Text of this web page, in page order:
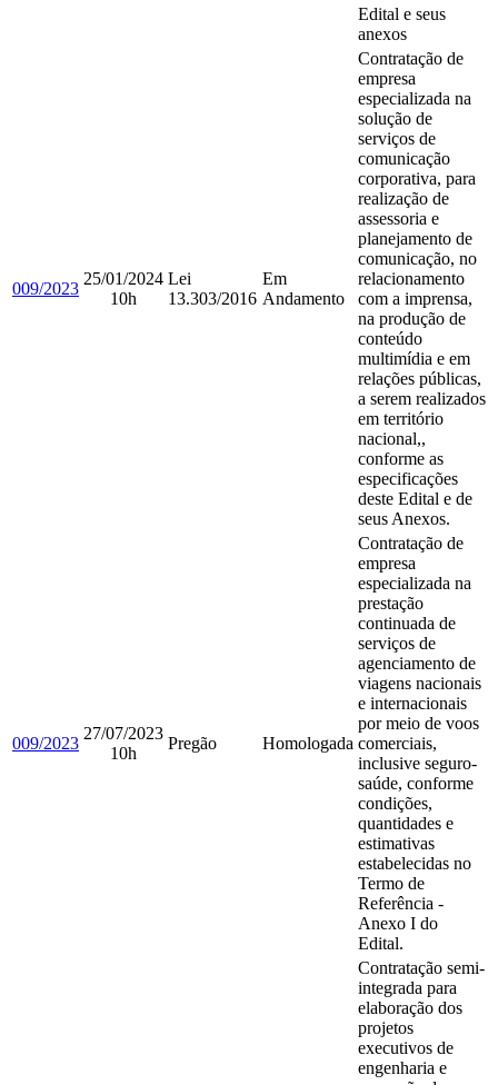
Edital e seus
anexos
009/2023
25/01/2024
10h
Lei
13.303/2016
Em
Andamento
Contratação de
empresa
especializada na
solução de
serviços de
comunicação
corporativa, para
realização de
assessoria e
planejamento de
comunicação, no
relacionamento
com a imprensa,
na produção de
conteúdo
multimídia e em
relações públicas,
a serem realizados
em território
nacional,,
conforme as
especificações
deste Edital e de
seus Anexos.
009/2023
27/07/2023
10h
Pregão Homologada
Contratação de
empresa
especializada na
prestação
continuada de
serviços de
agenciamento de
viagens nacionais
e internacionais
por meio de voos
comerciais,
inclusive seguro-
saúde, conforme
condições,
quantidades e
estimativas
estabelecidas no
Termo de
Referência -
Anexo I do
Edital.
Contratação semi-
integrada para
elaboração dos
projetos
executivos de
engenharia e